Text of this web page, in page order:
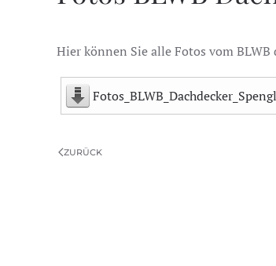
Hier können Sie alle Fotos vom
ZURÜCK